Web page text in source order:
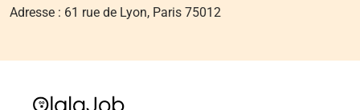
Adresse : 61 rue de Lyon, Paris 75012